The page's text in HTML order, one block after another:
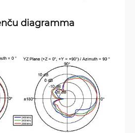
diagramma